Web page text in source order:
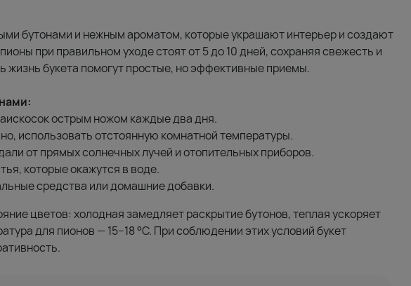
бутонами и нежным ароматом, которые украшают интерьер и создают
при правильном уходе стоят от 5 до 10 дней, сохраняя свежесть и
жизнь букета помогут простые, но эффективные приемы.
острым ножом каждые два дня.
использовать отстоянную комнатной температуры.
от прямых солнечных лучей и отопительных приборов.
которые окажутся в воде.
средства или домашние добавки.
цветов: холодная замедляет раскрытие бутонов, теплая ускоряет
для пионов — 15–18 °C. При соблюдении этих условий букет